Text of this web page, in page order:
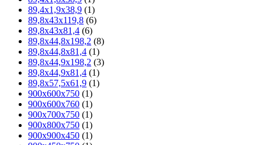
89,4х1,9х38,9 (1)
89,8х43х119,8 (6)
89,8х43х81,4 (6)
89,8х44,8х198,2 (8)
89,8х44,8х81,4 (1)
89,8х44,9х198,2 (3)
89,8х44,9х81,4 (1)
89,8х57,5х61,9 (1)
900x600x750 (1)
900x600x760 (1)
900x700x750 (1)
900x800x750 (1)
900x900x450 (1)